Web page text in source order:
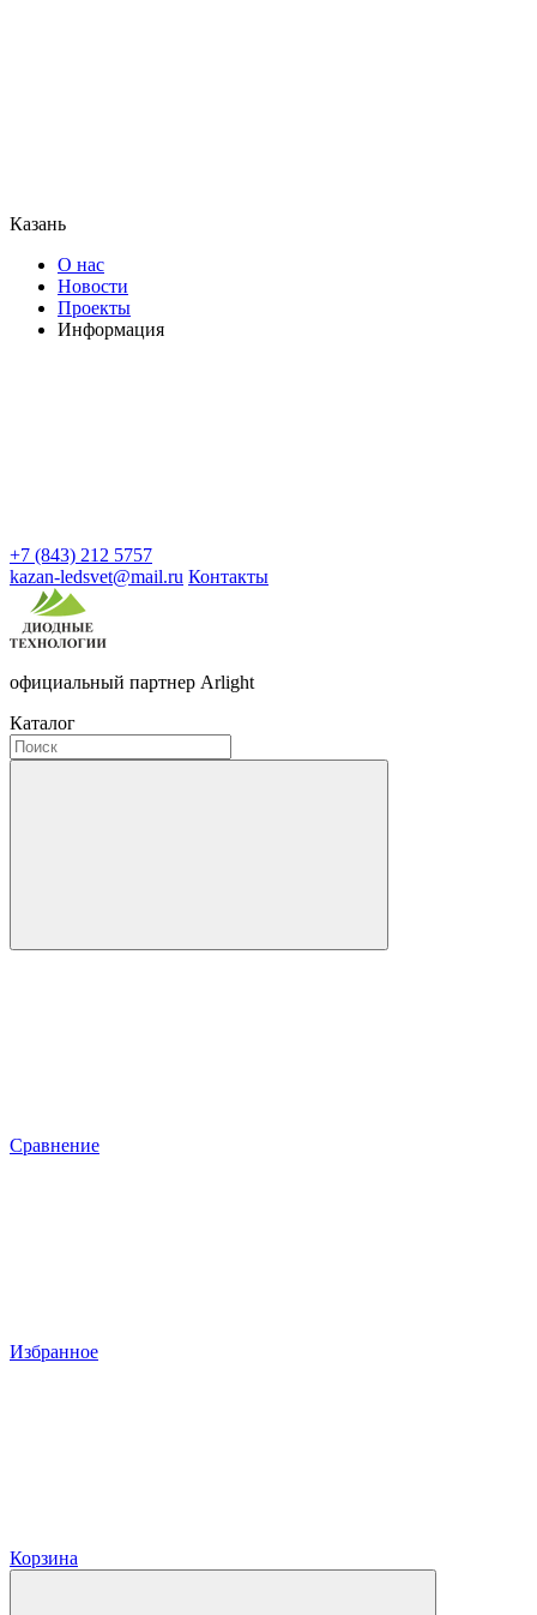
Казань
О нас
Новости
Проекты
Информация
+7 (843) 212 5757
kazan-ledsvet@mail.ru Контакты
официальный партнер Arlight
Каталог
Сравнение
Избранное
Корзина